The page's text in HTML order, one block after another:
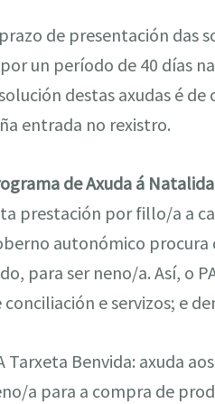
de presentación das
un período de 40 días
destas axudas é
entrada no rexistro.
de Axuda á
prestación por fillo/a a
autonómico procura
para ser neno/a. Así, o
conciliación e servizos; e
Tarxeta Benvida: axuda
a para a compra de